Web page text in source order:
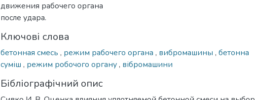
движения рабочего органа
после удара.
Ключові слова
бетонная смесь , режим рабочего органа , вибромашины , бетонна
суміш , режим робочого органу, вібромашини
Бібліографічний опис